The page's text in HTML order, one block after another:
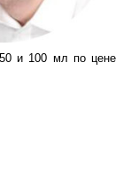
и 100 мл по цене